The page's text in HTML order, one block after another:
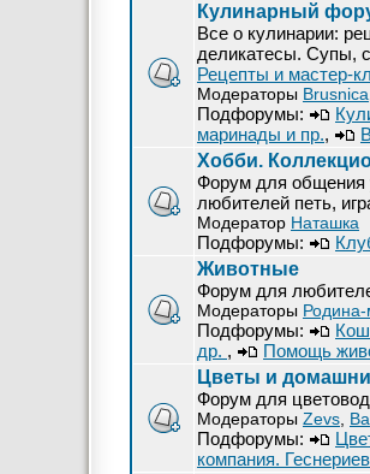
Кулинарный
Все о кулинарии:
деликатесы. Супы,
Рецепты и мастер-
Модераторы Brusnica
Подфорумы:
маринады и пр.,
Хобби.
Форум для общения
любителей петь,
Модератор Наташка
Подфорумы:
Животные
Форум для
Модераторы Родина-
Подфорумы:
др. , Помощь
Цветы и
Форум для
Модераторы Zevs
Подфорумы:
компания.